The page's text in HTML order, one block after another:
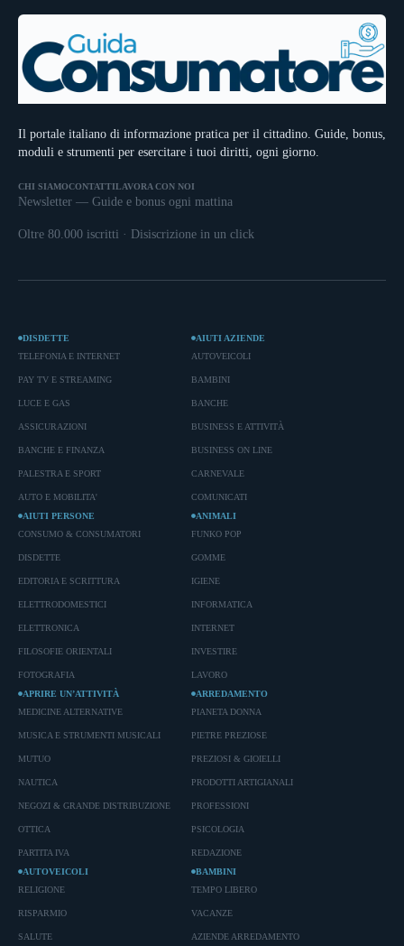
Il portale italiano di informazione pratica per il cittadino. Guide, bonus,
moduli e strumenti per esercitare i tuoi diritti, ogni giorno.
CHI SIAMOCONTATTILAVORA CON NOI
Newsletter — Guide e bonus ogni mattina
Oltre 80.000 iscritti · Disiscrizione in un click
DISDETTE
TELEFONIA E INTERNET
PAY TV E STREAMING
LUCE E GAS
ASSICURAZIONI
BANCHE E FINANZA
PALESTRA E SPORT
AUTO E MOBILITA'
AIUTI AZIENDE
AUTOVEICOLI
BAMBINI
BANCHE
BUSINESS E ATTIVITÀ
BUSINESS ON LINE
CARNEVALE
COMUNICATI
AIUTI PERSONE
CONSUMO & CONSUMATORI
DISDETTE
EDITORIA E SCRITTURA
ELETTRODOMESTICI
ELETTRONICA
FILOSOFIE ORIENTALI
FOTOGRAFIA
ANIMALI
FUNKO POP
GOMME
IGIENE
INFORMATICA
INTERNET
INVESTIRE
LAVORO
APRIRE UN’ATTIVITÀ
MEDICINE ALTERNATIVE
MUSICA E STRUMENTI MUSICALI
MUTUO
NAUTICA
NEGOZI & GRANDE DISTRIBUZIONE
OTTICA
PARTITA IVA
ARREDAMENTO
PIANETA DONNA
PIETRE PREZIOSE
PREZIOSI & GIOIELLI
PRODOTTI ARTIGIANALI
PROFESSIONI
PSICOLOGIA
REDAZIONE
AUTOVEICOLI
RELIGIONE
RISPARMIO
SALUTE
BAMBINI
TEMPO LIBERO
VACANZE
AZIENDE ARREDAMENTO